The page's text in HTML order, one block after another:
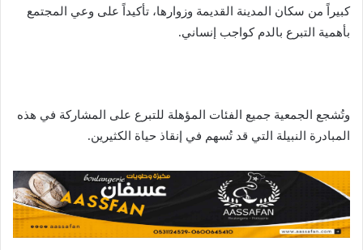
كبيراً من سكان المدينة القديمة وزوارها، تأكيداً على وعي المجتمع
بأهمية التبرع بالدم كواجب إنساني.
وتُشجع الجمعية جميع الفئات المؤهلة للتبرع على المشاركة في هذه
المبادرة النبيلة التي قد تُسهم في إنقاذ حياة الكثيرين.